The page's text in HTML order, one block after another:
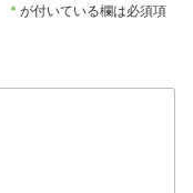
* が付いている欄は必須項